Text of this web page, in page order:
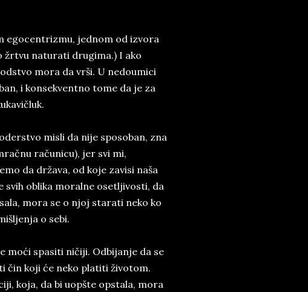
egocentrizmu, jednom od izvora
žrtvu naturati drugima.) I ako
mora da vrši. U nedoumici
i konsekventno tome da je za
misli da nije sposoban, zna
računicu), jer svi mi,
da država, od koje zavisi naša
svih oblika moralne osetljivosti, da
mora se o njoj starati neko ko
o sebi.
moći spasiti ničiji. Odbijanje da se
čin koji će neko platiti životom.
koja, da bi uopšte opstala, mora